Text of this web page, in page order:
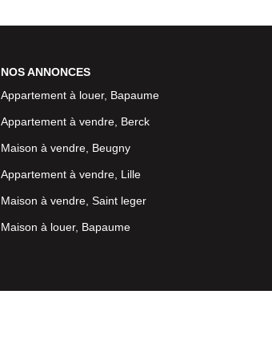
NOS ANNONCES
Appartement à louer, Bapaume
Appartement à vendre, Berck
Maison à vendre, Beugny
Appartement à vendre, Lille
Maison à vendre, Saint leger
Maison à louer, Bapaume